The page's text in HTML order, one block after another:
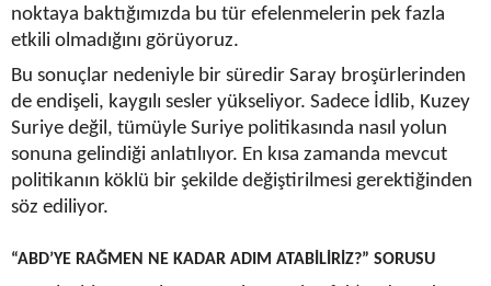
noktaya baktığımızda bu tür efelenmelerin pek fazla
etkili olmadığını görüyoruz.
Bu sonuçlar nedeniyle bir süredir Saray broşürlerinden
de endişeli, kaygılı sesler yükseliyor. Sadece İdlib, Kuzey
Suriye değil, tümüyle Suriye politikasında nasıl yolun
sonuna gelindiği anlatılıyor. En kısa zamanda mevcut
politikanın köklü bir şekilde değiştirilmesi gerektiğinden
söz ediliyor.
“ABD’YE RAĞMEN NE KADAR ADIM ATABİLİRİZ?” SORUSU